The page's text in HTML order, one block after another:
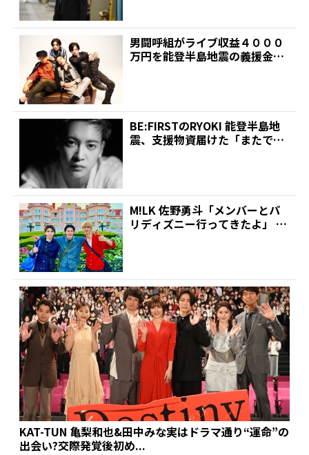
男闘呼組がライブ収益４０００
万円を能登半島地震の義援金
BE:FIRSTのRYOKI 能登半島地
震、支援物資届けた「またでき
M!LK 佐野勇斗「メンバーとパ
リディズニー行ってきたよ」 お
KAT-TUN 亀梨和也&田中みな実はドラマ通り“運命”の
出会い?交際発覚後初め...